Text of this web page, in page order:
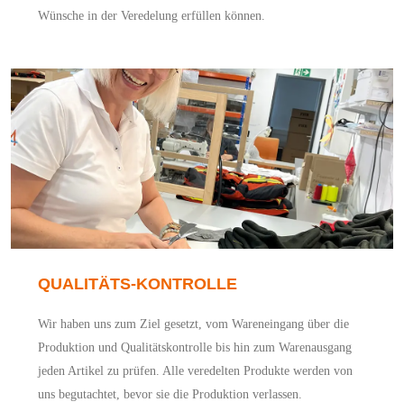
Wünsche in der Veredelung erfüllen können.
QUALITÄTS-KONTROLLE
Wir haben uns zum Ziel gesetzt, vom Wareneingang über die
Produktion und Qualitätskontrolle bis hin zum Warenausgang
jeden Artikel zu prüfen. Alle veredelten Produkte werden von
uns begutachtet, bevor sie die Produktion verlassen.